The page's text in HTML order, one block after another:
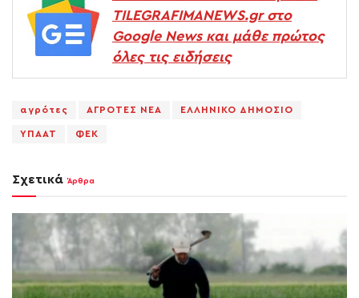
TILEGRAFIMANEWS.gr στο
Google News και μάθε πρώτος
όλες τις ειδήσεις
αγρότες ΑΓΡΟΤΕΣ ΝΕΑ ΕΛΛΗΝΙΚΟ ΔΗΜΟΣΙΟ
ΥΠΑΑΤ ΦΕΚ
Σχετικά Άρθρα